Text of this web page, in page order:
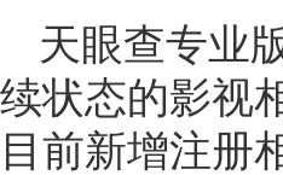
天眼查专业
续状态的影视
目前新增注册